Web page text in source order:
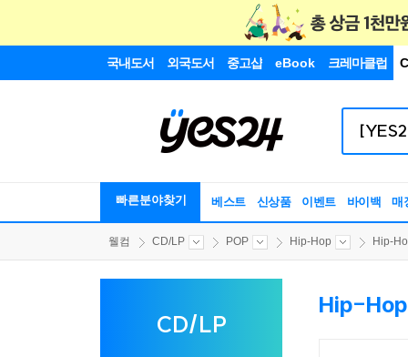
국내도서 외국도서 중고샵 eBook 크레마클럽
빠른분야찾기 베스트 신상품 이벤트 바이백 매
웰컴 CD/LP POP Hip-Hop Hip-
CD/LP
Hip-